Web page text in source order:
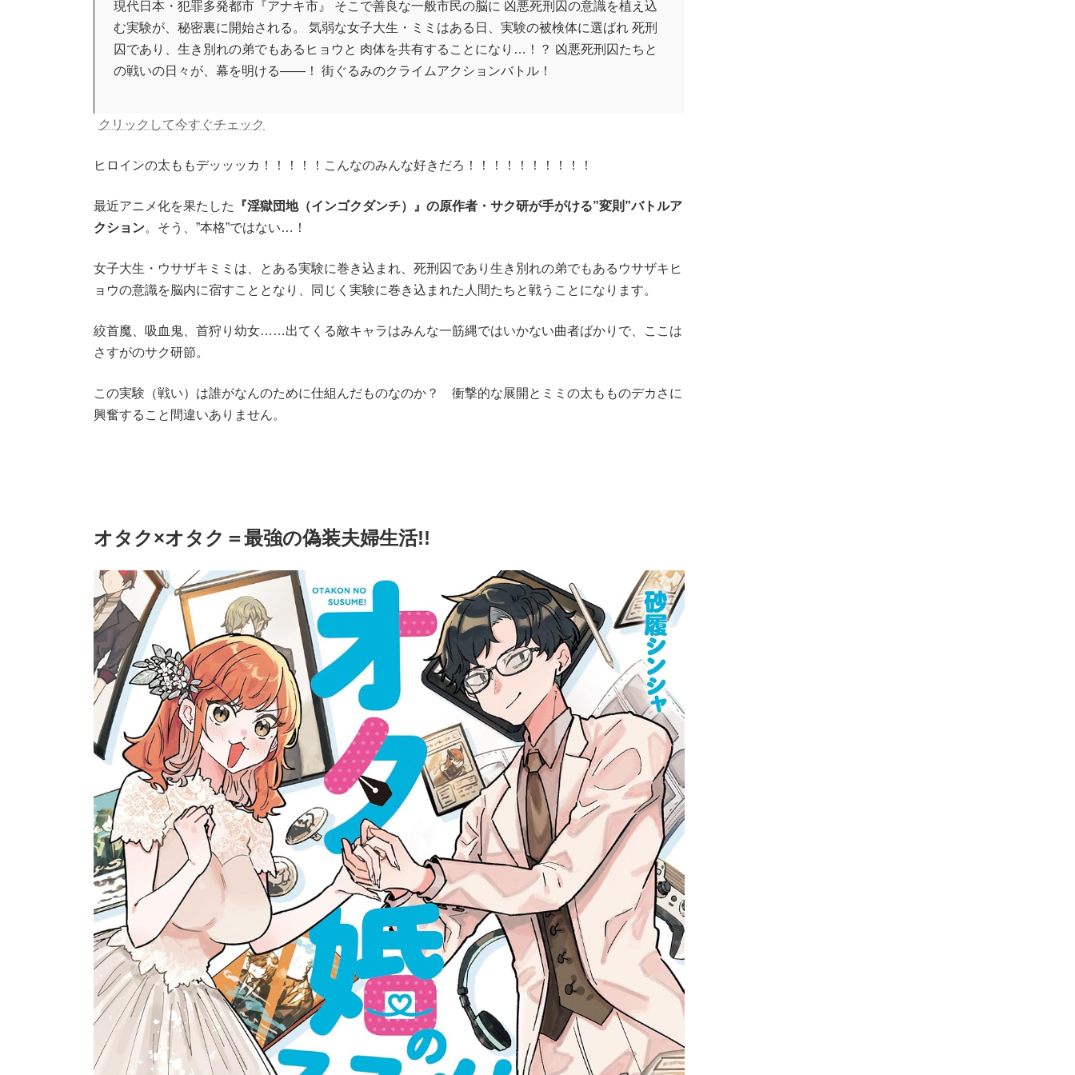
現代日本・犯罪多発都市『アナキ市』 そこで善良な一般市民の脳に 凶悪死刑囚の意識を植え込
む実験が、秘密裏に開始される。 気弱な女子大生・ミミはある日、実験の被検体に選ばれ 死刑
囚であり、生き別れの弟でもあるヒョウと 肉体を共有することになり…！？ 凶悪死刑囚たちと
の戦いの日々が、幕を明ける――！ 街ぐるみのクライムアクションバトル！
クリックして今すぐチェック
ヒロインの太ももデッッッカ！！！！！こんなのみんな好きだろ！！！！！！！！！！
最近アニメ化を果たした
『淫獄団地（インゴクダンチ）』の原作者・サク研が手がける”変則”バトルア
クション。そう、”本格”ではない…！
女子大生・ウサザキミミは、とある実験に巻き込まれ、死刑囚であり生き別れの弟でもあるウサザキヒ
ョウの意識を脳内に宿すこととなり、同じく実験に巻き込まれた人間たちと戦うことになります。
絞首魔、吸血鬼、首狩り幼女……出てくる敵キャラはみんな一筋縄ではいかない曲者ばかりで、ここは
さすがのサク研節。
この実験（戦い）は誰がなんのために仕組んだものなのか？ 衝撃的な展開とミミの太もものデカさに
興奮すること間違いありません。
オタク×オタク＝最強の偽装夫婦生活!!